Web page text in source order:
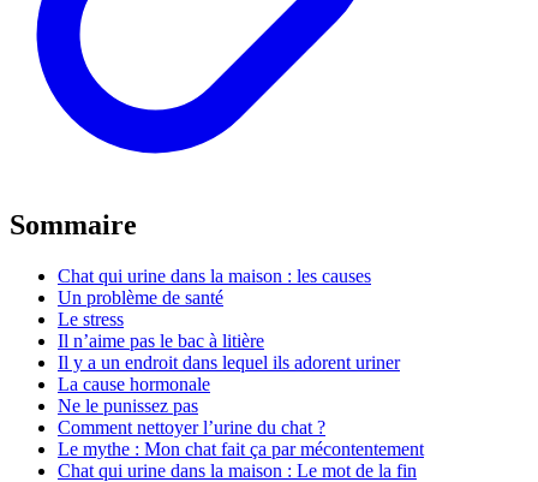
Sommaire
Chat qui urine dans la maison : les causes
Un problème de santé
Le stress
Il n’aime pas le bac à litière
Il y a un endroit dans lequel ils adorent uriner
La cause hormonale
Ne le punissez pas
Comment nettoyer l’urine du chat ?
Le mythe : Mon chat fait ça par mécontentement
Chat qui urine dans la maison : Le mot de la fin